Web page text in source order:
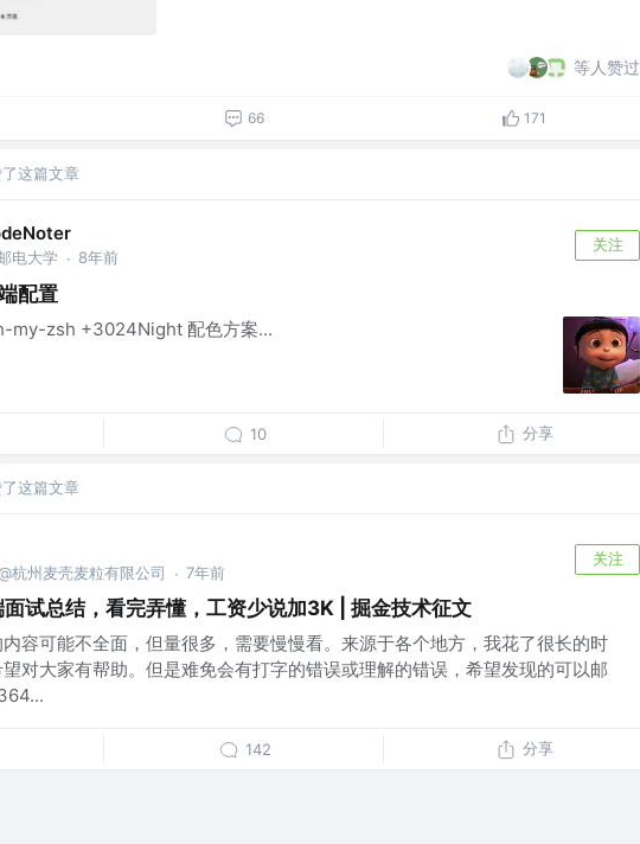
等人赞过
66 171
这篇文章
电大学 · 8年前
关注
配置
my-zsh +3024Night 配色方案...
10 分享
这篇文章
杭州麦壳麦粒有限公司 · 7年前
关注
试总结，看完弄懂，工资少说加3K | 掘金技术征文
容可能不全面，但量很多，需要慢慢看。来源于各个地方，我花了很长的时
对大家有帮助。但是难免会有打字的错误或理解的错误，希望发现的可以邮
142 分享